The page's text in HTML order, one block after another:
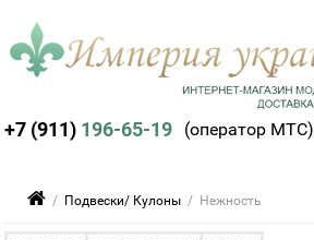
+7 (911) 196-65-19 (оператор МТС)
/ Подвески/ Кулоны / Нежность